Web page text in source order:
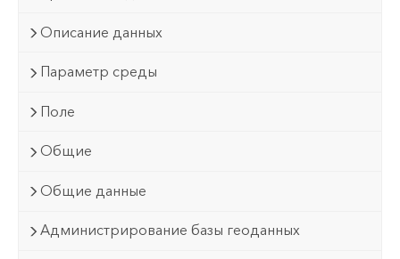
Описание данных
Параметр среды
Поле
Общие
Общие данные
Администрирование базы геоданных